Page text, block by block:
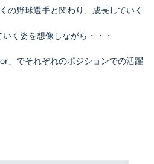
の野球選手と関わり、成長していく
く姿を想像しながら・・・
」でそれぞれのポジションでの活躍